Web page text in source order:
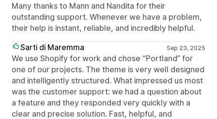
Many thanks to Mann and Nandita for their
outstanding support. Whenever we have a problem,
their help is instant, reliable, and incredibly helpful.
Sarti di Maremma
Sep 23, 2025
We use Shopify for work and chose “Portland” for
one of our projects. The theme is very well designed
and intelligently structured. What impressed us most
was the customer support: we had a question about
a feature and they responded very quickly with a
clear and precise solution. Fast, helpful, and